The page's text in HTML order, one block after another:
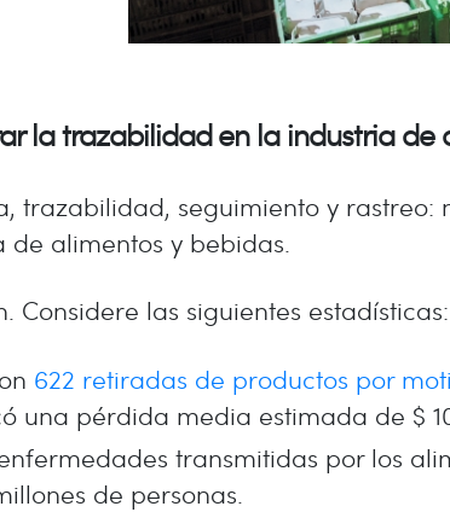
la trazabilidad en la industria de
trazabilidad, seguimiento y
alimentos y bebidas.
Considere las siguientes estadísticas:
622 retiradas de productos por
una pérdida media estimada de $
transmitidas por los
de personas.